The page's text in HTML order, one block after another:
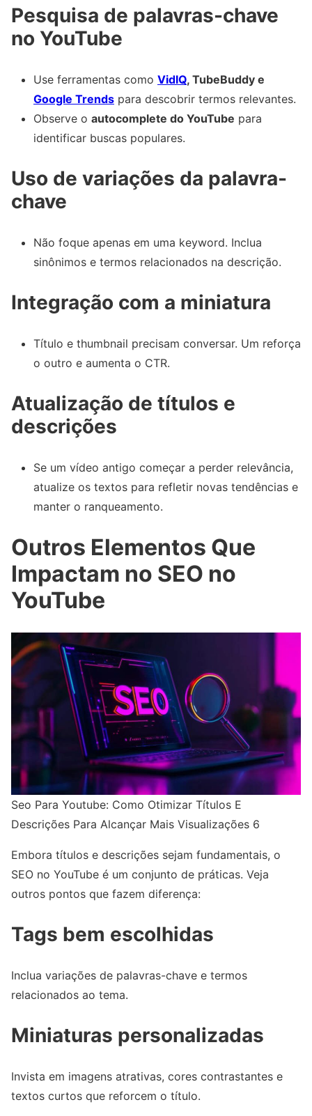
Pesquisa de palavras-chave
no YouTube
Use ferramentas como VidIQ, TubeBuddy e
Google Trends para descobrir termos relevantes.
Observe o autocomplete do YouTube para
identificar buscas populares.
Uso de variações da palavra-
chave
Não foque apenas em uma keyword. Inclua
sinônimos e termos relacionados na descrição.
Integração com a miniatura
Título e thumbnail precisam conversar. Um reforça
o outro e aumenta o CTR.
Atualização de títulos e
descrições
Se um vídeo antigo começar a perder relevância,
atualize os textos para refletir novas tendências e
manter o ranqueamento.
Outros Elementos Que
Impactam no SEO no
YouTube
Seo Para Youtube: Como Otimizar Títulos E
Descrições Para Alcançar Mais Visualizações 6
Embora títulos e descrições sejam fundamentais, o
SEO no YouTube é um conjunto de práticas. Veja
outros pontos que fazem diferença:
Tags bem escolhidas
Inclua variações de palavras-chave e termos
relacionados ao tema.
Miniaturas personalizadas
Invista em imagens atrativas, cores contrastantes e
textos curtos que reforcem o título.